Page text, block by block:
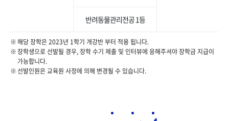
반려동물관리전공 1등
해당 장학은 2023년 1학기 개강반 부터 적용 됩니다.
장학생으로 선발될 경우, 장학 수기 제출 및 인터뷰에 응해주셔야 장학금 지급이
가능합니다.
선발인원은 교육원 사정에 의해 변경될 수 있습니다.